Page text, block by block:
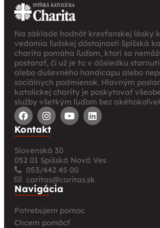
Na základe hodnôt kresťanskej lásky
vedomia ľudskej dôstojnosti Spišská
charita pomáha ľuďom, ktorí sa
postarať, či už je to v dôsledku
alebo duševného handicapu alebo
sociálnych podmienok. Hlavným
katolíckej charity je poskytovať
služby všetkým ľuďom bez
Kontakt
Slovenská 30
052 01 Spišská Nová Ves
053/442 45 00
caritas@caritas.sk
Navigácia
Potrebujem pomoc
Chcem pomôcť